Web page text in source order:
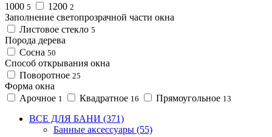
1000 5 1200 2
Заполнение светопрозрачной части окна
Листовое стекло 5
Порода дерева
Сосна 50
Способ открывания окна
Поворотное 25
Форма окна
Арочное 1 Квадратное 16 Прямоугольное 13
ВСЕ ДЛЯ БАНИ (371)
Банные аксессуары (55)